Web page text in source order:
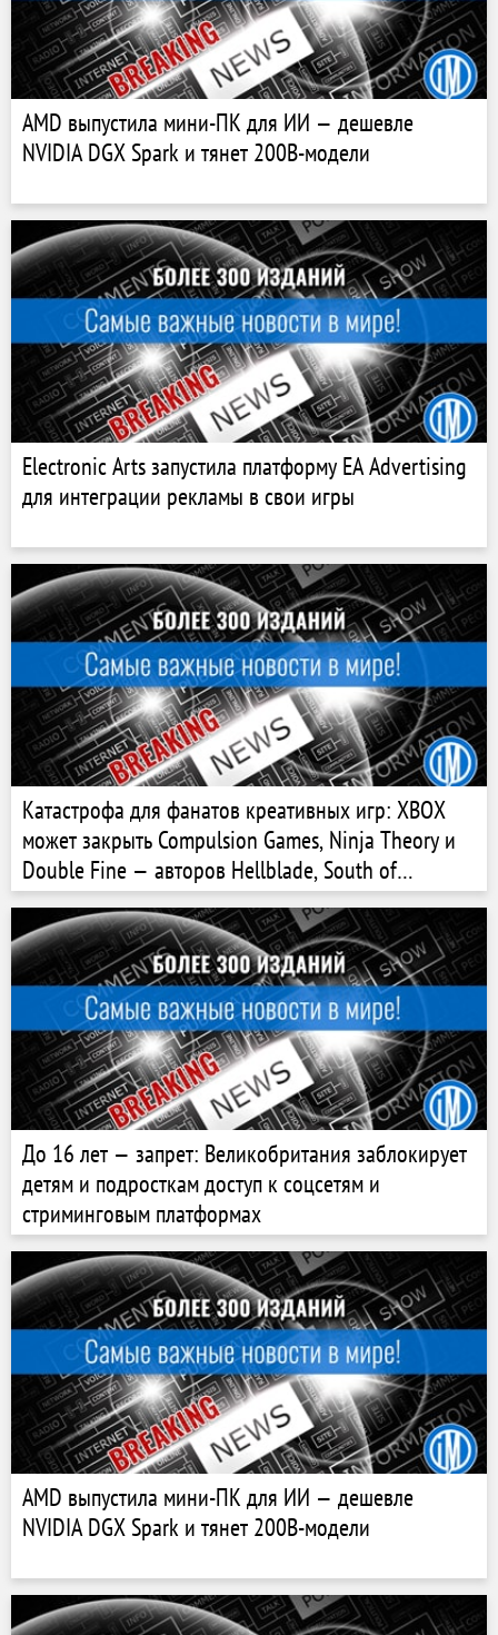
AMD выпустила мини-ПК для ИИ — дешевле
NVIDIA DGX Spark и тянет 200B-модели
Electronic Arts запустила платформу EA Advertising
для интеграции рекламы в свои игры
Катастрофа для фанатов креативных игр: XBOX
может закрыть Compulsion Games, Ninja Theory и
Double Fine — авторов Hellblade, South of
Midnight и Psychonauts
До 16 лет — запрет: Великобритания заблокирует
детям и подросткам доступ к соцсетям и
стриминговым платформах
AMD выпустила мини-ПК для ИИ — дешевле
NVIDIA DGX Spark и тянет 200B-модели